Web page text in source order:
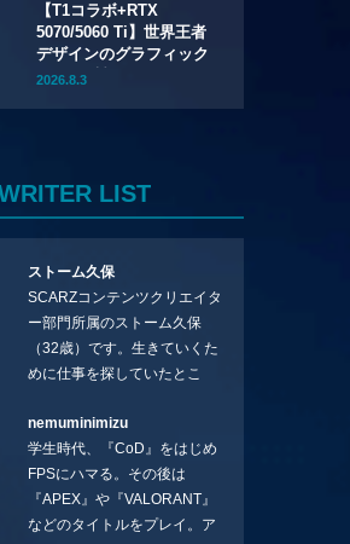
【T1コラボ+RTX
5070/5060 Ti】世界王者
デザインのグラフィック
ボード2製品が7月24日
2026.8.3
LIST
ストーム久保
SCARZコンテンツクリエイタ
ー部門所属のストーム久保
（32歳）です。生きていくた
めに仕事を探していたとこ
コラムを連載させてもらえる
ことになりました。言いたい
ことを言っていきます。X：
https://x.com/stormKUBO
YouTube：
nemuminimizu
学生時代、『CoD』をはじめ
FPSにハマる。その後は
『APEX』や『VALORANT』
などのタイトルをプレイ。ア